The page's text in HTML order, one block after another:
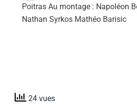
Poitras Au montage : Napoléon
Nathan Syrkos Mathéo Barisic
24 vues